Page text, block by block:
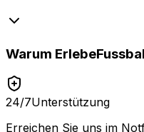
Warum
24/7Unterstützung
Erreichen Sie uns im